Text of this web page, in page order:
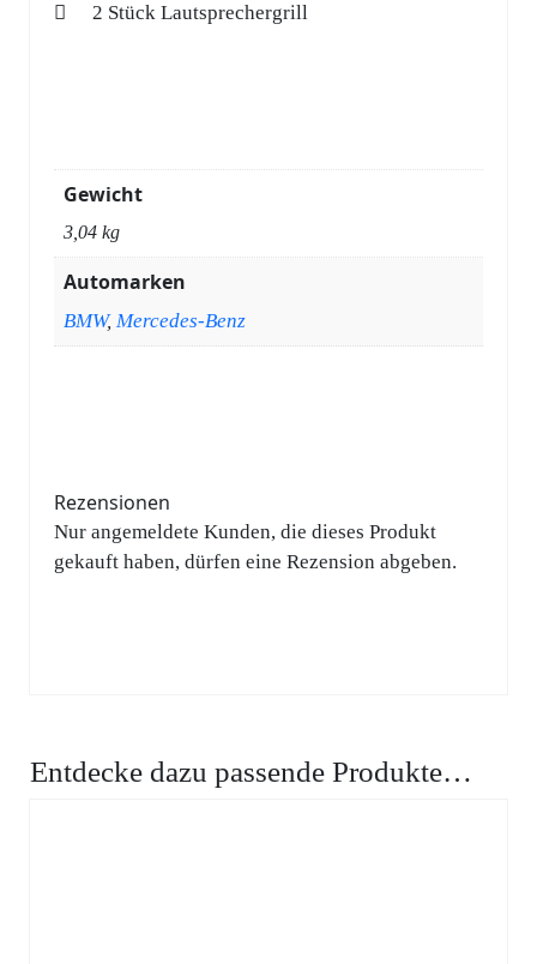
2 Stück Lautsprechergrill
Gewicht
3,04 kg
Automarken
BMW, Mercedes-Benz
Rezensionen
Nur angemeldete Kunden, die dieses Produkt
gekauft haben, dürfen eine Rezension abgeben.
Entdecke dazu passende Produkte…